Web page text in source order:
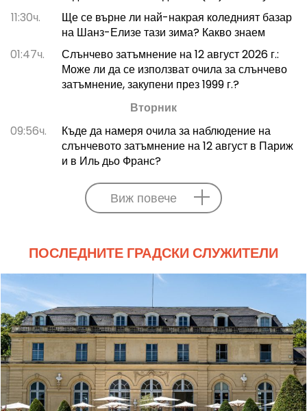
11:30ч.
Ще се върне ли най-накрая коледният базар
на Шанз-Елизе тази зима? Какво знаем
01:47ч.
Слънчево затъмнение на 12 август 2026 г.:
Може ли да се използват очила за слънчево
затъмнение, закупени през 1999 г.?
Вторник
09:56ч.
Къде да намеря очила за наблюдение на
слънчевото затъмнение на 12 август в Париж
и в Иль дьо Франс?
Виж повече
ПОСЛЕДНИТЕ ГРАДСКИ СЛУЖИТЕЛИ